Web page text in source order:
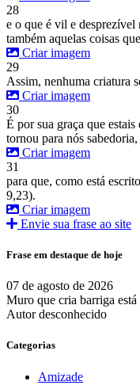
28
e o que é vil e
também aquelas coisas
Criar imagem
29
Assim, nenhuma criatura
Criar imagem
30
É por sua graça que
tornou para nós
Criar imagem
31
para que, como está
9,23).
Criar imagem
Envie sua frase ao site
Frase em destaque de hoje
07 de agosto de 2026
Muro que cria barriga está
Autor desconhecido
Categorias
Amizade